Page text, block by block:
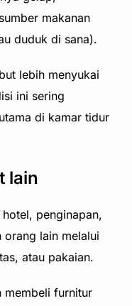
makanan
duduk di sana).
lebih menyukai
ini sering
di kamar tidur
lain
penginapan,
orang lain melalui
atau pakaian.
membeli furnitur